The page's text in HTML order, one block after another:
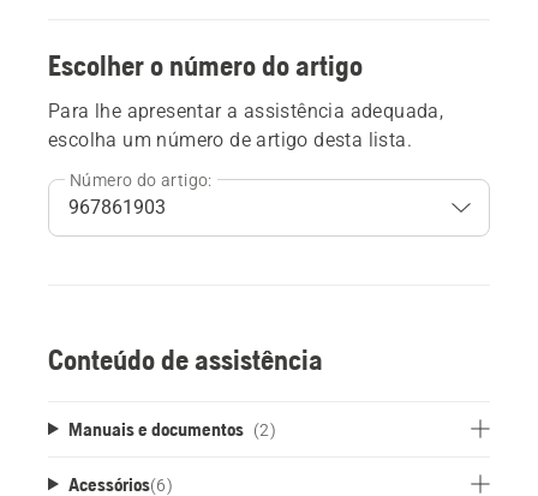
Escolher o número do artigo
Para lhe apresentar a assistência adequada,
escolha um número de artigo desta lista.
Número do artigo:
Conteúdo de assistência
Manuais e documentos (2)
Acessórios(6)